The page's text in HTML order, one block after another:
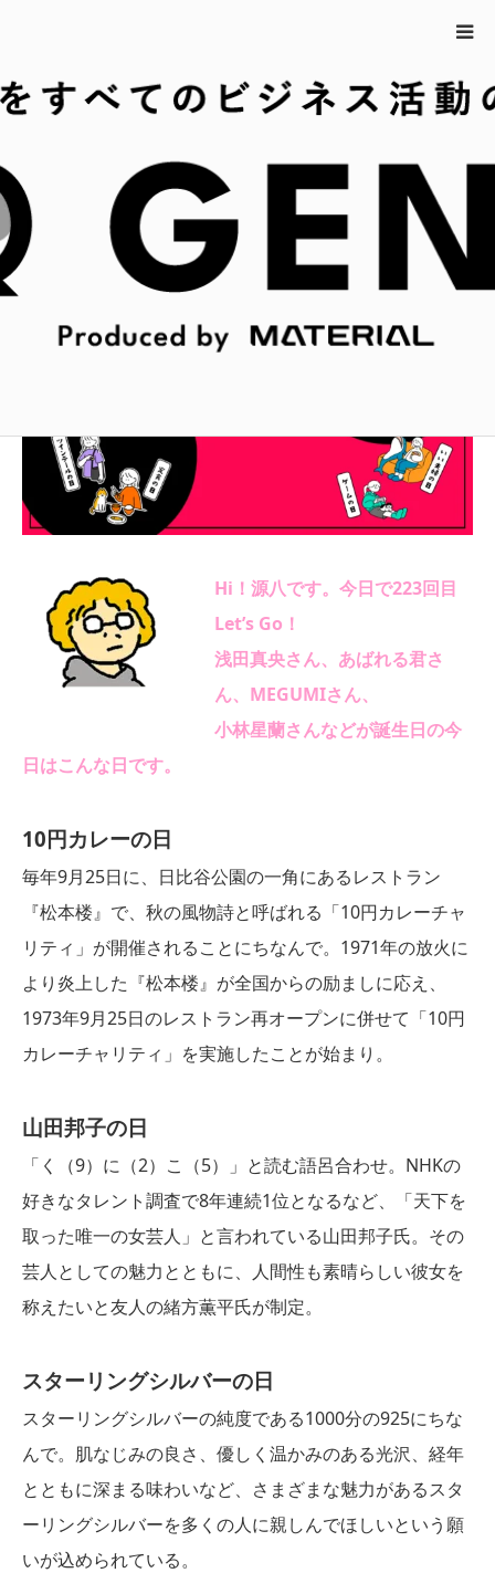
ホーム9月25日の今日は何の日？
9月25日の今日は何の日？
広報・PR担当者の皆さまのスキマ時間にサクッと新発見
できるような情報をお届け
Hi！源八です。今日で223回目
Let’s Go！
浅田真央さん、あばれる君さ
ん、 MEGUMIさん、
小林星蘭さんなどが誕生日の今
日はこんな日です。
10円カレーの日
毎年9月25日に、日比谷公園の一角にあるレストラン
『松本楼』で、秋の風物詩と呼ばれる「10円カレーチャ
リティ」が開催されることにちなんで。1971年の放火に
より炎上した『松本楼』が全国からの励ましに応え、
1973年9月25日のレストラン再オープンに併せて「10円
カレーチャリティ」を実施したことが始まり。
山田邦子の日
「く（9）に（2）こ（5）」と読む語呂合わせ。NHKの
好きなタレント調査で8年連続1位となるなど、「天下を
取った唯一の女芸人」と言われている山田邦子氏。その
芸人としての魅力とともに、人間性も素晴らしい彼女を
称えたいと友人の緒方薫平氏が制定。
スターリングシルバーの日
スターリングシルバーの純度である1000分の925にちな
んで。肌なじみの良さ、優しく温かみのある光沢、経年
とともに深まる味わいなど、さまざまな魅力があるスタ
ーリングシルバーを多くの人に親しんでほしいという願
いが込められている。